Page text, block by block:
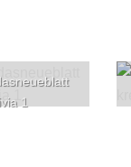
1